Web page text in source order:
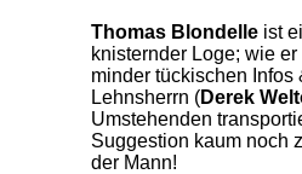
Thomas Blondelleist
knisternder Loge; wie
minder tückischen
Lehnsherrn (Derek
Umstehenden
Suggestion kaum noch
der Mann!